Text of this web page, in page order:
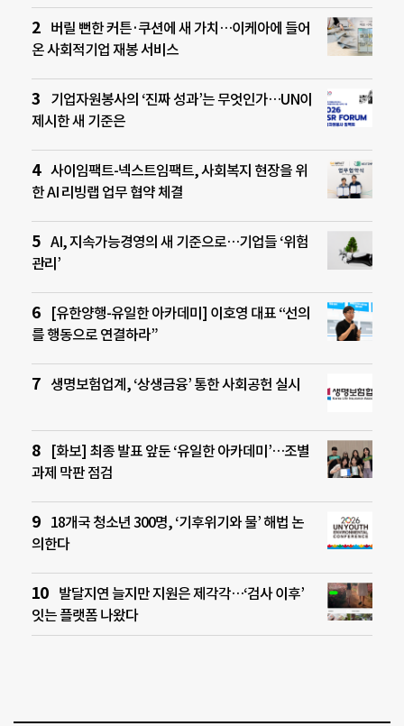
버릴 뻔한 커튼·쿠션에 새 가치…이케아에 들어
온 사회적기업 재봉 서비스
기업자원봉사의 ‘진짜 성과’는 무엇인가…UN이
제시한 새 기준은
사이임팩트-넥스트임팩트, 사회복지 현장을 위
한 AI 리빙랩 업무 협약 체결
AI, 지속가능경영의 새 기준으로…기업들 ‘위험
관리’
[유한양행-유일한 아카데미] 이호영 대표 “선의
를 행동으로 연결하라”
생명보험업계, ‘상생금융’ 통한 사회공헌 실시
[화보] 최종 발표 앞둔 ‘유일한 아카데미’…조별
과제 막판 점검
18개국 청소년 300명, ‘기후위기와 물’ 해법 논
의한다
발달지연 늘지만 지원은 제각각…‘검사 이후’
잇는 플랫폼 나왔다